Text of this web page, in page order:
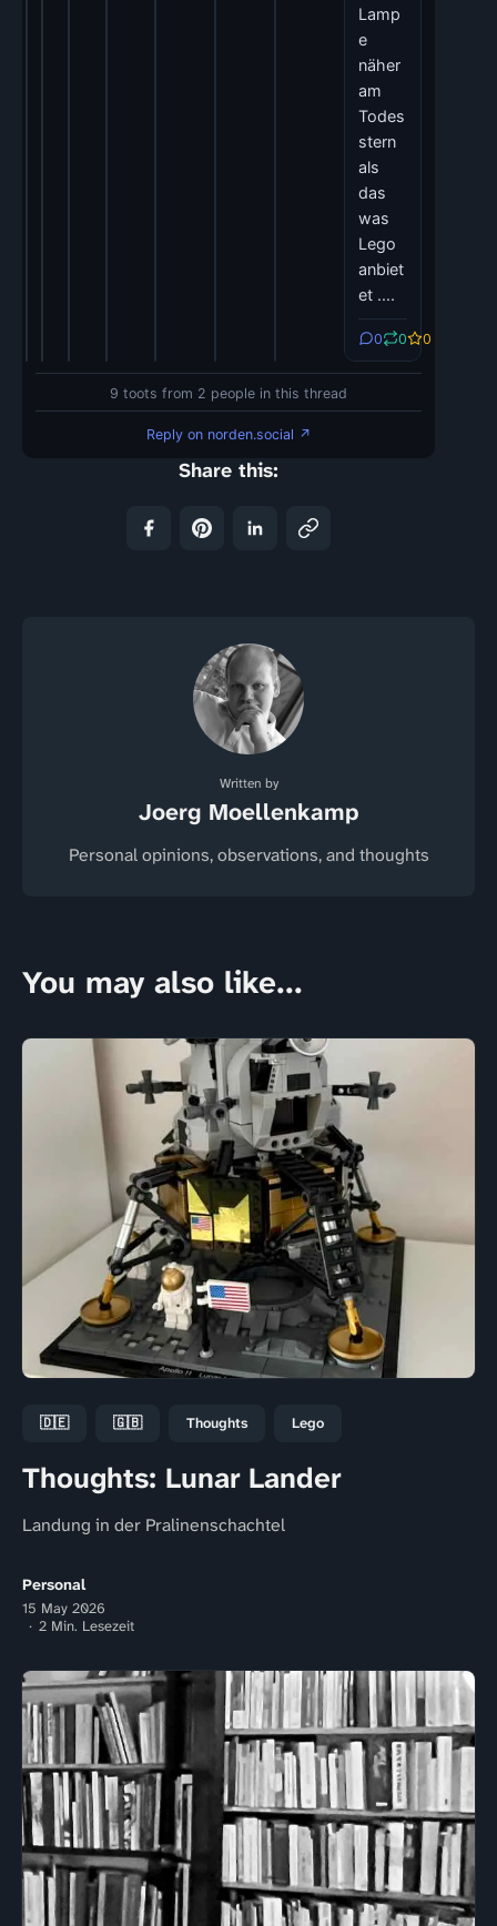
Lamp
e
näher
am
Todes
stern
als
das
was
Lego
anbiet
et ....
0 0 0
9 toots from 2 people in this thread
Reply on norden.social ↗
Share this:
Written by
Joerg Moellenkamp
Personal opinions, observations, and thoughts
You may also like...
🇩🇪 🇬🇧 Thoughts Lego
Thoughts: Lunar Lander
Landung in der Pralinenschachtel
Personal
15 May 2026
2 Min. Lesezeit